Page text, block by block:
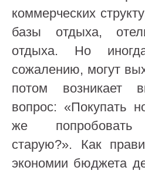
коммерческих
базы отдыха,
отдыха. Но
сожалению, могут
потом возникает
вопрос: «Покупать
же попробовать
старую?». Как
экономии бюджета